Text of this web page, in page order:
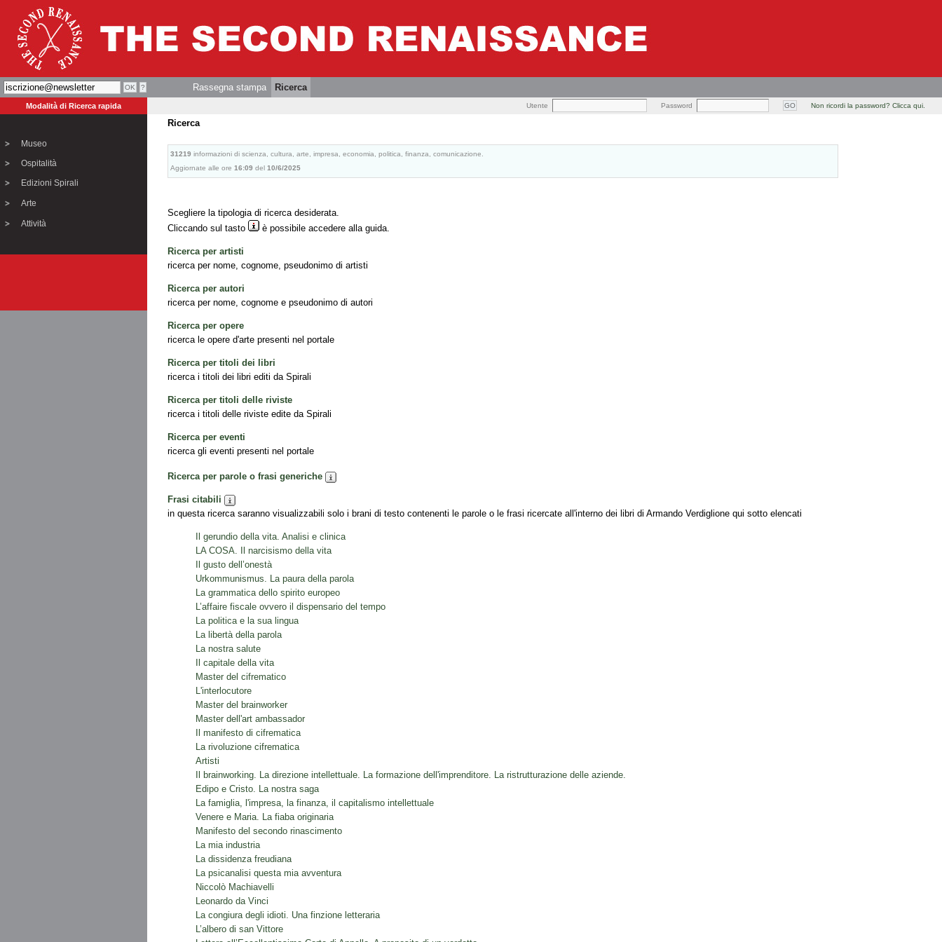
Rassegna stampa Ricerca
Modalità di Ricerca rapida Utente Password Non ricordi la password? Clicca qui.
Museo
Ospitalità
Edizioni Spirali
Arte
Attività
Ricerca
31219 informazioni di scienza, cultura, arte, impresa, economia, politica, finanza, comunicazione.
Aggiornate alle ore 16:09 del 10/6/2025
Scegliere la tipologia di ricerca desiderata.
Cliccando sul tasto
è possibile accedere alla guida.
Ricerca per artisti
ricerca per nome, cognome, pseudonimo di artisti
Ricerca per autori
ricerca per nome, cognome e pseudonimo di autori
Ricerca per opere
ricerca le opere d'arte presenti nel portale
Ricerca per titoli dei libri
ricerca i titoli dei libri editi da Spirali
Ricerca per titoli delle riviste
ricerca i titoli delle riviste edite da Spirali
Ricerca per eventi
ricerca gli eventi presenti nel portale
Ricerca per parole o frasi generiche
Frasi citabili
in questa ricerca saranno visualizzabili solo i brani di testo contenenti le parole o le frasi ricercate all'interno dei libri di Armando Verdiglione qui sotto elencati
Il gerundio della vita. Analisi e clinica
LA COSA. Il narcisismo della vita
Il gusto dell’onestà
Urkommunismus. La paura della parola
La grammatica dello spirito europeo
L’affaire fiscale ovvero il dispensario del tempo
La politica e la sua lingua
La libertà della parola
La nostra salute
Il capitale della vita
Master del cifrematico
L'interlocutore
Master del brainworker
Master dell'art ambassador
Il manifesto di cifrematica
La rivoluzione cifrematica
Artisti
Il brainworking. La direzione intellettuale. La formazione dell'imprenditore. La ristrutturazione delle aziende.
Edipo e Cristo. La nostra saga
La famiglia, l'impresa, la finanza, il capitalismo intellettuale
Venere e Maria. La fiaba originaria
Manifesto del secondo rinascimento
La mia industria
La dissidenza freudiana
La psicanalisi questa mia avventura
Niccolò Machiavelli
Leonardo da Vinci
La congiura degli idioti. Una finzione letteraria
L’albero di san Vittore